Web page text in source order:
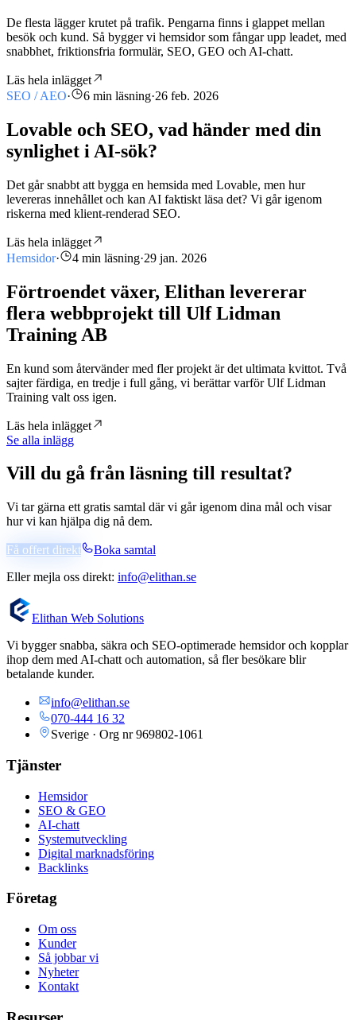
De flesta lägger krutet på trafik. Pengarna finns i glappet mellan
besök och kund. Så bygger vi hemsidor som fångar upp leadet, med
snabbhet, friktionsfria formulär, SEO, GEO och AI-chatt.
Läs hela inlägget
SEO / AEO· 6 min läsning·26 feb. 2026
Lovable och SEO, vad händer med din
synlighet i AI-sök?
Det går snabbt att bygga en hemsida med Lovable, men hur
levereras innehållet och kan AI faktiskt läsa det? Vi går igenom
riskerna med klient-renderad SEO.
Läs hela inlägget
Hemsidor· 4 min läsning·29 jan. 2026
Förtroendet växer, Elithan levererar
flera webbprojekt till Ulf Lidman
Training AB
En kund som återvänder med fler projekt är det ultimata kvittot. Två
sajter färdiga, en tredje i full gång, vi berättar varför Ulf Lidman
Training valt oss igen.
Läs hela inlägget
Se alla inlägg
Vill du gå från läsning till resultat?
Vi tar gärna ett gratis samtal där vi går igenom dina mål och visar
hur vi kan hjälpa dig nå dem.
Få offert direkt
Boka samtal
Eller mejla oss direkt: info@elithan.se
Elithan Web Solutions
Vi bygger snabba, säkra och SEO-optimerade hemsidor och kopplar
ihop dem med AI-chatt och automation, så fler besökare blir
betalande kunder.
info@elithan.se
070-444 16 32
Sverige · Org nr969802-1061
Tjänster
Hemsidor
SEO & GEO
AI-chatt
Systemutveckling
Digital marknadsföring
Backlinks
Företag
Om oss
Kunder
Så jobbar vi
Nyheter
Kontakt